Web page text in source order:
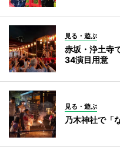
見る・遊ぶ
赤坂・浄土寺
34演目用意
見る・遊ぶ
乃木神社で「